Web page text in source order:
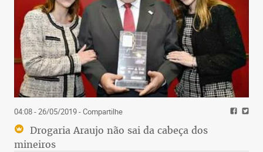
04:08 - 26/05/2019- Compartilhe
Drogaria Araujo não sai da cabeça dos
mineiros